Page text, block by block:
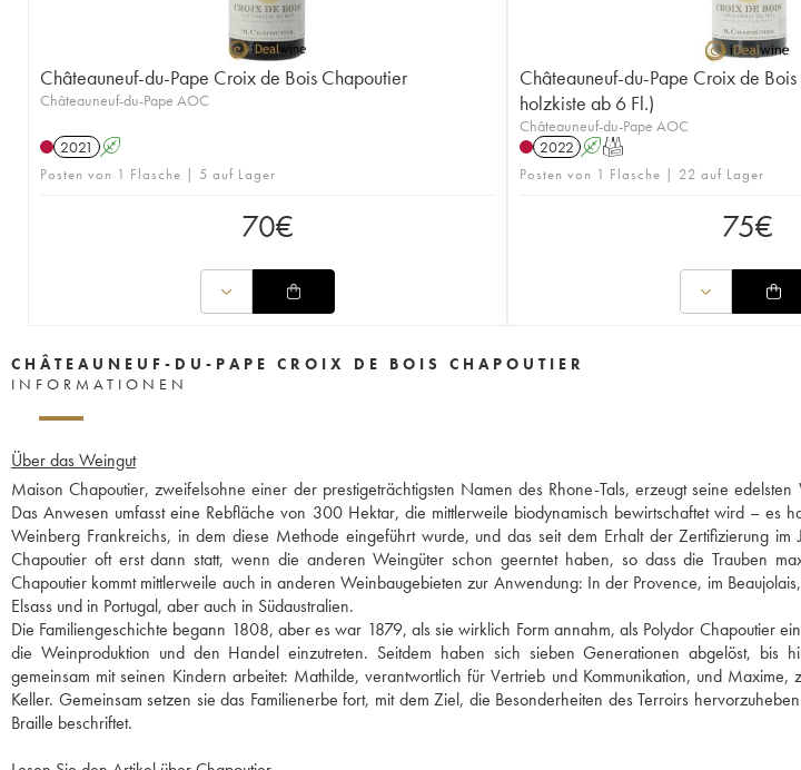
Châteauneuf-du-Pape Croix de Bois Chapoutier
Châteauneuf-du-Pape AOC
2021 A
Posten von 1 Flasche | 5 auf Lager
70€
Châteauneuf-du-Pape Croix de
holzkiste ab 6 Fl.)
Châteauneuf-du-Pape AOC
2022 AT
Posten von 1 Flasche | 22 auf Lager
75€
CHÂTEAUNEUF-DU-PAPE CROIX DE BOIS CHAPOUTIER
INFORMATIONEN
Über das Weingut
Maison Chapoutier, zweifelsohne einer der prestigeträchtigsten Namen des Rhone-Tals, erzeugt seine
Das Anwesen umfasst eine Rebfläche von 300 Hektar, die mittlerweile biodynamisch bewirtschaftet wird – es
Weinberg Frankreichs, in dem diese Methode eingeführt wurde, und das seit dem Erhalt der Zertifizierung
Chapoutier oft erst dann statt, wenn die anderen Weingüter schon geerntet haben, so dass die Trauben
Chapoutier kommt mittlerweile auch in anderen Weinbaugebieten zur Anwendung: In der Provence, im
Elsass und in Portugal, aber auch in Südaustralien.
Die Familiengeschichte begann 1808, aber es war 1879, als sie wirklich Form annahm, als Polydor Chapoutier
die Weinproduktion und den Handel einzutreten. Seitdem haben sich sieben Generationen abgelöst, bis
gemeinsam mit seinen Kindern arbeitet: Mathilde, verantwortlich für Vertrieb und Kommunikation, und
Keller. Gemeinsam setzen sie das Familienerbe fort, mit dem Ziel, die Besonderheiten des Terroirs
Braille beschriftet.